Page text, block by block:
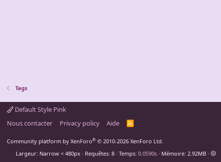
Tags
Default Style Pink
Nous contacter
Privacy policy Aide
R
Community platform by XenForo® © 2010-2026 XenForo Ltd.
Largeur
Requêtes 8 Temps 0.0590s Mémoire 2.92MB